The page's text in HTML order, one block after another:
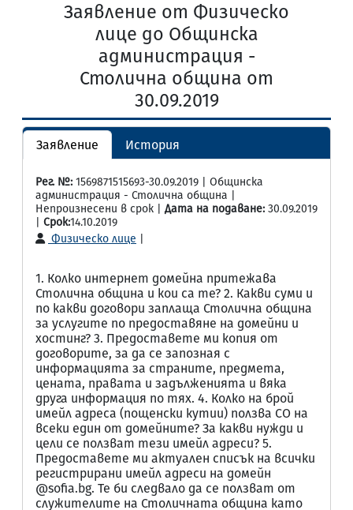
Заявление от Физическо
лице до Общинска
администрация -
Столична община от
30.09.2019
Заявление История
Рег. №: 1569871515693-30.09.2019 | Общинска
администрация - Столична община |
Непроизнесени в срок | Дата на подаване: 30.09.2019
Срок:14.10.2019
Физическо лице
1. Колко интернет домейна притежава
Столична община и кои са те? 2. Какви суми и
по какви договори заплаща Столична община
за услугите по предоставяне на домейни и
хостинг? 3. Предоставете ми копия от
договорите, за да се запозная с
информацията за страните, предмета,
цената, правата и задълженията и вяка
друга информация по тях. 4. Колко на брой
имейл адреса (пощенски кутии) ползва СО на
всеки един от домейните? За какви нужди и
цели се ползват тези имейл адреси? 5.
Предоставете ми актуален списък на всички
регистрирани имейл адреси на домейн
@sofia.bg. Те би следвало да се ползват от
служителите на Столичната община като